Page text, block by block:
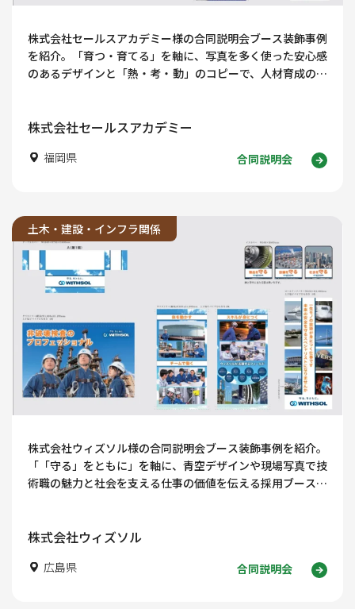
株式会社セールスアカデミー様の合同説明会ブース装飾事例
を紹介。「育つ・育てる」を軸に、写真を多く使った安心感
のあるデザインと「熱・考・動」のコピーで、人材育成の仕
株式会社セールスアカデミー
福岡県 合同説明会
土木・建設・インフラ関係
株式会社ウィズソル様の合同説明会ブース装飾事例を紹介。
「「守る」をともに」を軸に、青空デザインや現場写真で技
術職の魅力と社会を支える仕事の価値を伝える採用ブースデ
株式会社ウィズソル
広島県 合同説明会